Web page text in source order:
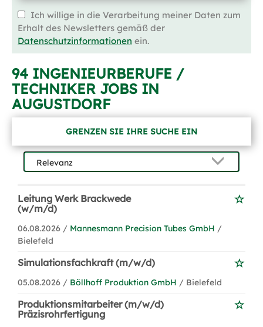
Ich willige in die Verarbeitung meiner Daten zum
Erhalt des Newsletters gemäß der
Datenschutzinformationen ein.
94 INGENIEURBERUFE /
TECHNIKER JOBS IN
AUGUSTDORF
GRENZEN SIE IHRE SUCHE EIN
Leitung Werk Brackwede
(w/m/d)
06.08.2026 / Mannesmann Precision Tubes GmbH /
Bielefeld
Simulationsfachkraft (m/w/d)
05.08.2026 / Böllhoff Produktion GmbH / Bielefeld
Produktionsmitarbeiter (m/w/d)
Präzisrohrfertigung